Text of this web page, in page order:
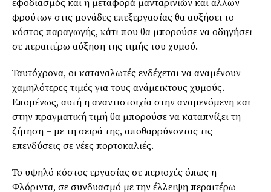
εφοδιασμός και η μεταφορά μανταρινιών και άλλων
φρούτων στις μονάδες επεξεργασίας θα αυξήσει το
κόστος παραγωγής, κάτι που θα μπορούσε να οδηγήσει
σε περαιτέρω αύξηση της τιμής του χυμού.
Ταυτόχρονα, οι καταναλωτές ενδέχεται να αναμένουν
χαμηλότερες τιμές για τους ανάμεικτους χυμούς.
Επομένως, αυτή η αναντιστοιχία στην αναμενόμενη και
στην πραγματική τιμή θα μπορούσε να καταπνίξει τη
ζήτηση – με τη σειρά της, αποθαρρύνοντας τις
επενδύσεις σε νέες πορτοκαλιές.
Το υψηλό κόστος εργασίας σε περιοχές όπως η
Φλόριντα, σε συνδυασμό με την έλλειψη περαιτέρω